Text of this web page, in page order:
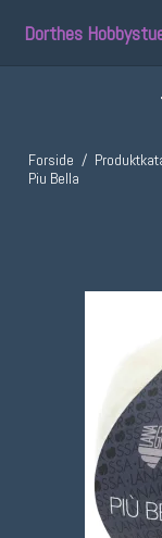
Dorthes
Forside /
Piu Bella